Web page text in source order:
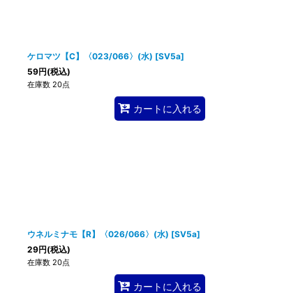
ケロマツ【C】〈023/066〉(水) [SV5a]
59円(税込)
在庫数 20点
カートに入れる
ウネルミナモ【R】〈026/066〉(水) [SV5a]
29円(税込)
在庫数 20点
カートに入れる